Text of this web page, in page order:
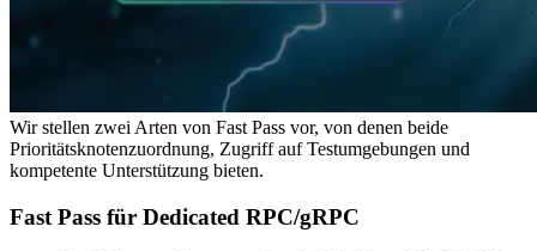
Wir stellen zwei Arten von Fast Pass vor, von denen beide
Prioritätsknotenzuordnung, Zugriff auf Testumgebungen und
kompetente Unterstützung bieten.
Fast Pass für Dedicated RPC/gRPC